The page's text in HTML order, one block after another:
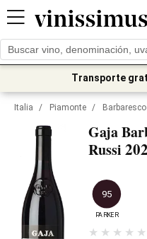
Transporte
Italia / Piamonte / Barbaresco
Gaja
Russi
95
PARKER